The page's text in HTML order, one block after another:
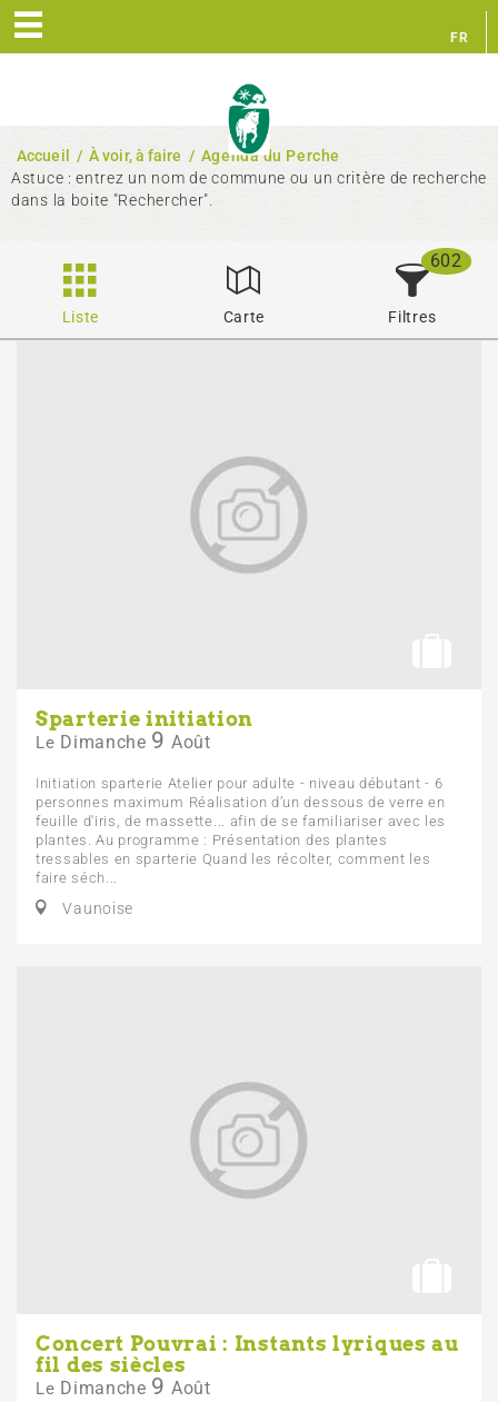
FR
Accueil / À voir, à faire / Agenda du Perche
Astuce : entrez un nom de commune ou un critère de recherche
dans la boite "Rechercher".
Liste Carte Filtres
602
Sparterie initiation
Le Dimanche 9 Août
Initiation sparterie Atelier pour adulte - niveau débutant - 6
personnes maximum Réalisation d’un dessous de verre en
feuille d'iris, de massette... afin de se familiariser avec les
plantes. Au programme : Présentation des plantes
tressables en sparterie Quand les récolter, comment les
faire séch...
Vaunoise
Concert Pouvrai : Instants lyriques au
fil des siècles
Le Dimanche 9 Août